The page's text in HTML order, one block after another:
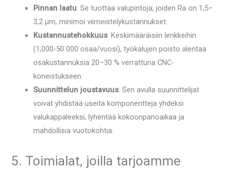
Pinnan laatu: Se tuottaa valupintoja, joiden Ra on 1,5–
3,2 µm, minimoi viimeistelykustannukset.
Kustannustehokkuus: Keskimääräisiin lenkkeihin
(1,000-50 000 osaa/vuosi), työkalujen poisto alentaa
osakustannuksia 20–30 % verrattuna CNC-
koneistukseen.
Suunnittelun joustavuus: Sen avulla suunnittelijat
voivat yhdistää useita komponentteja yhdeksi
valukappaleeksi, lyhentää kokoonpanoaikaa ja
mahdollisia vuotokohtia.
5. Toimialat, joilla tarjoamme